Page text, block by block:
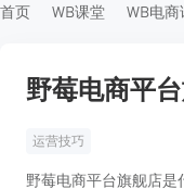
首页 WB课堂 WB电商
野莓电商平
运营技巧
野莓电商平台旗舰店是